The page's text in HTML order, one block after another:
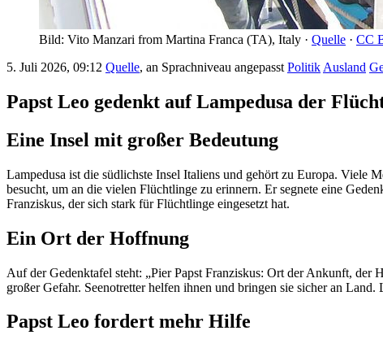
Bild: Vito Manzari from Martina Franca (TA), Italy · Quelle · CC
5. Juli 2026, 09:12 Quelle, an Sprachniveau angepasst Politik Ausland
Papst Leo gedenkt auf Lampedusa der
Eine Insel mit großer Bedeutung
Lampedusa ist die südlichste Insel Italiens und gehört zu Europa. Viele
besucht, um an die vielen Flüchtlinge zu erinnern. Er segnete eine
Franziskus, der sich stark für Flüchtlinge eingesetzt hat.
Ein Ort der Hoffnung
Auf der Gedenktafel steht: „Pier Papst Franziskus: Ort der Ankunft,
großer Gefahr. Seenotretter helfen ihnen und bringen sie sicher an
Papst Leo fordert mehr Hilfe